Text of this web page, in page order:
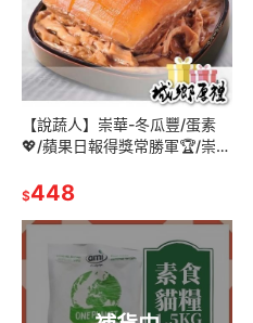
【說蔬人】崇華-冬瓜豐/蛋素
💖/蘋果日報得獎常勝軍🏆/崇華
素食年菜/冬瓜封
$448